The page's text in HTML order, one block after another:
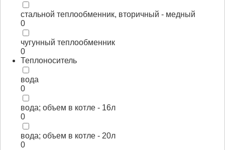
стальной теплообменник, вторичный - медный
0
чугунный теплообменник
0
Теплоноситель
вода
0
вода; объем в котле - 16л
0
вода; объем в котле - 20л
0